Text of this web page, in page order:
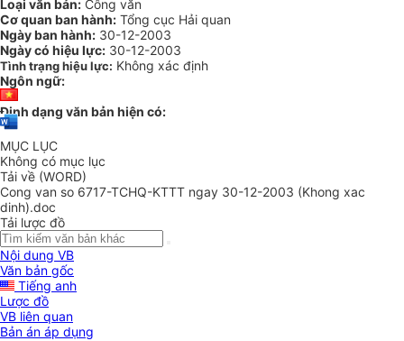
Loại văn bản: Công văn
Cơ quan ban hành: Tổng cục Hải quan
Ngày ban hành: 30-12-2003
Ngày có hiệu lực: 30-12-2003
Tình trạng hiệu lực: Không xác định
Ngôn ngữ:
Định dạng văn bản hiện có:
MỤC LỤC
Không có mục lục
Tải về (WORD)
Cong van so 6717-TCHQ-KTTT ngay 30-12-2003 (Khong xac
dinh).doc
Tải lược đồ
Nội dung VB
Văn bản gốc
Tiếng anh
Lược đồ
VB liên quan
Bản án áp dụng